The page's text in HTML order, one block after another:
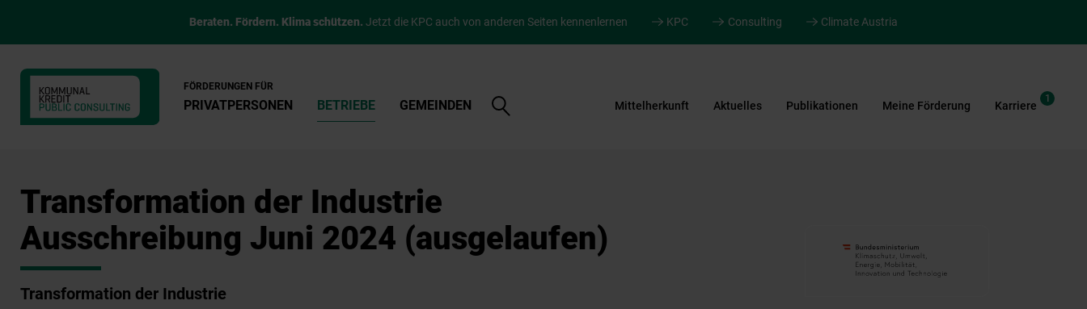
Beraten. Fördern. Klima schützen. Jetzt die KPC auch von anderen Seiten kennenlernen KPC Consulting Climate Austria
FÖRDERUNGEN FÜR
PRIVATPERSONEN BETRIEBE GEMEINDEN
Suche
öffnen
Mittelherkunft Aktuelles Publikationen Meine Förderung Karriere
1
Transformation der Industrie
Ausschreibung Juni 2024 (ausgelaufen)
Transformation der Industrie